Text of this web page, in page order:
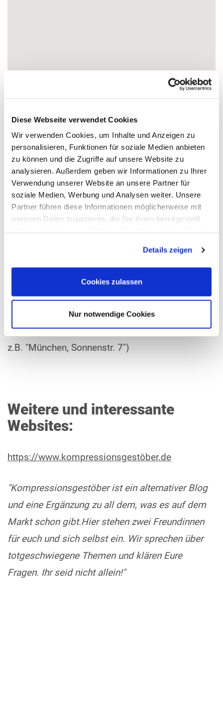
Diese Webseite verwendet Cookies
Wir verwenden Cookies, um Inhalte und Anzeigen zu
personalisieren, Funktionen für soziale Medien anbieten
zu können und die Zugriffe auf unsere Website zu
analysieren. Außerdem geben wir Informationen zu Ihrer
Verwendung unserer Website an unsere Partner für
soziale Medien, Werbung und Analysen weiter. Unsere
Partner führen diese Informationen möglicherweise mit
weiteren Daten zusammen, die Sie ihnen bereitgestellt
Details zeigen
Cookies zulassen
Nur notwendige Cookies
(Geben Sie bitte hier Ihre Ausgangsadresse ein,
z.B. "München, Sonnenstr. 7")
Weitere und interessante
Websites:
https://www.kompressionsgestöber.de
"Kompressionsgestöber ist ein alternativer Blog
und eine Ergänzung zu all dem, was es auf dem
Markt schon gibt.Hier stehen zwei Freundinnen
für euch und sich selbst ein. Wir sprechen über
totgeschwiegene Themen und klären Eure
Fragen. Ihr seid nicht allein!"